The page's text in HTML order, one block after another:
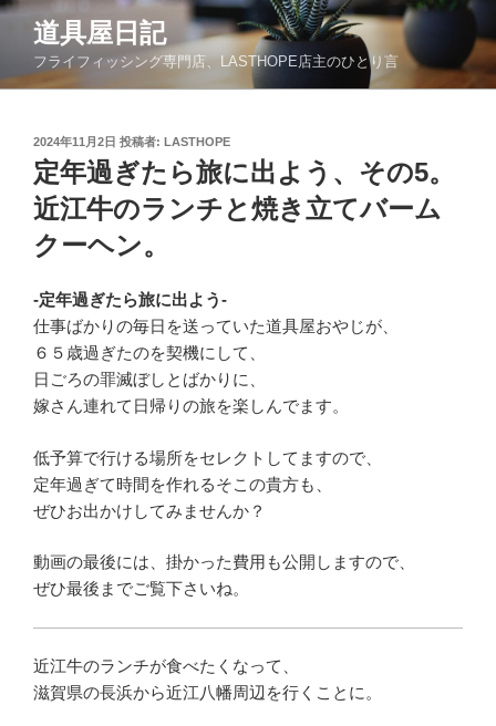
コ
ン
道具屋日記
フライフィッシング専門店、LASTHOPE店主のひとり言
投
稿
日:
2024年11月2日 投稿者: LASTHOPE
定年過ぎたら旅に出よう、その5。
近江牛のランチと焼き立てバーム
クーヘン。
-定年過ぎたら旅に出よう-
仕事ばかりの毎日を送っていた道具屋おやじが、
６５歳過ぎたのを契機にして、
日ごろの罪滅ぼしとばかりに、
嫁さん連れて日帰りの旅を楽しんでます。
低予算で行ける場所をセレクトしてますので、
定年過ぎて時間を作れるそこの貴方も、
ぜひお出かけしてみませんか？
動画の最後には、掛かった費用も公開しますので、
ぜひ最後までご覧下さいね。
近江牛のランチが食べたくなって、
滋賀県の長浜から近江八幡周辺を行くことに。